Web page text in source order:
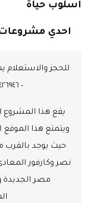
اسلوب حياة
احدي
– ٣٧٤٢٦٩٤٦ – ٠١٥٢٣٩٨٦٩٢٦
يقع هذا المشروع
ويتمتع هذا
حيث يوجد بالقرب
نصر وكارفور
مصر